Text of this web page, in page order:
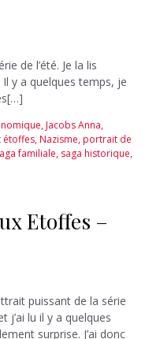
de l’été. Je la lis
y a quelques temps, je
,Jacobs Anna,
étoffes,Nazisme,portrait de
familiale, saga historique,
Etoffes –
puissant de la série
j’ai lu il y a quelques
surprise. J’ai donc